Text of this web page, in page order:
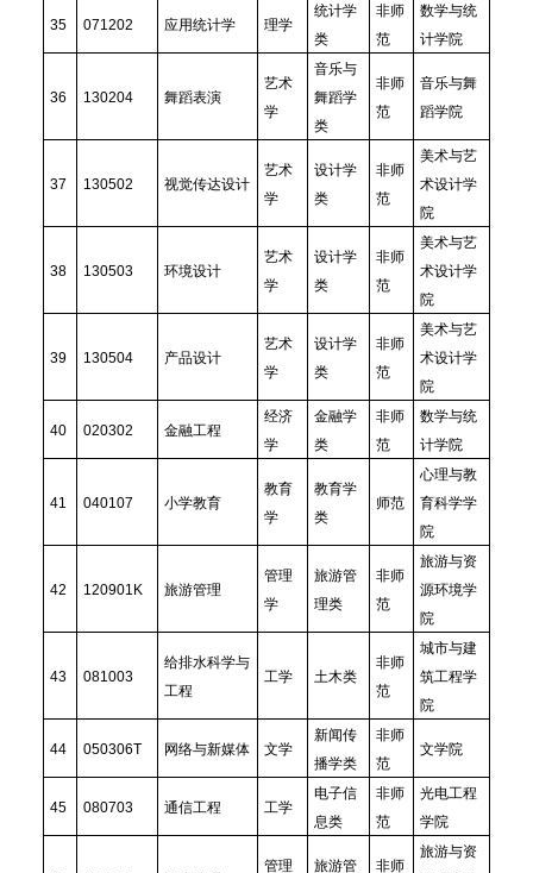
35 071202 应用统计学 理学
统计学
类
非师
范
数学与统
计学院
36 130204 舞蹈表演
艺术
学
音乐与
舞蹈学
类
非师
范
音乐与舞
蹈学院
37 130502 视觉传达设计
艺术
学
设计学
类
非师
范
美术与艺
术设计学
院
38 130503 环境设计
艺术
学
设计学
类
非师
范
美术与艺
术设计学
院
39 130504 产品设计
艺术
学
设计学
类
非师
范
美术与艺
术设计学
院
40 020302 金融工程
经济
学
金融学
类
非师
范
数学与统
计学院
41 040107 小学教育
教育
学
教育学
类
师范
心理与教
育科学学
院
42 120901K 旅游管理
管理
学
旅游管
理类
非师
范
旅游与资
源环境学
院
43 081003
给排水科学与
工程
工学 土木类
非师
范
城市与建
筑工程学
院
44 050306T 网络与新媒体 文学
新闻传
播学类
非师
范
文学院
45 080703 通信工程 工学
电子信
息类
非师
范
光电工程
学院
管理
旅游管
非师
旅游与资